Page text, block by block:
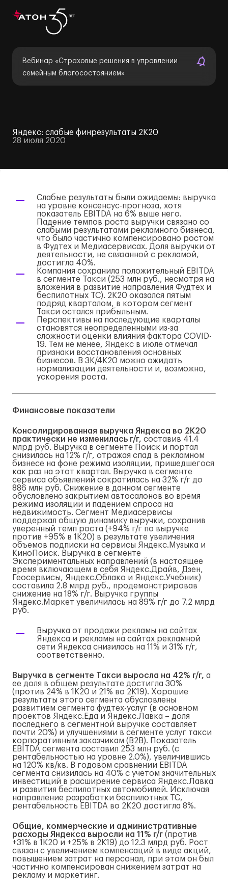
Вебинар «Страховые решения в управлении
семейным благосостоянием»
Яндекс: cлабые финрезультаты 2К20
28 июля 2020
Слабые результаты были ожидаемы: выручка
на уровне консенсус-прогноза, хотя
показатель EBITDA на 6% выше него.
Падение темпов роста выручки связано со
слабыми результатами рекламного бизнеса,
что было частично компенсировано ростом
в Фудтех и Медиасервисах. Доля выручки от
деятельности, не связанной с рекламой,
достигла 40%.
Компания сохранила положительный EBITDA
в сегменте Такси (253 млн руб., несмотря на
вложения в развитие направления Фудтех и
беспилотных ТС). 2К20 оказался пятым
подряд кварталом, в котором сегмент
Такси остался прибыльным.
Перспективы на последующие кварталы
становятся неопределенными из-за
сложности оценки влияния фактора COVID-
19. Тем не менее, Яндекс в июле отмечал
признаки восстановления основных
бизнесов. В 3К/4К20 можно ожидать
нормализации деятельности и, возможно,
ускорения роста.
Финансовые показатели
Консолидированная выручка Яндекса во 2К20
практически не изменилась г/г, составив 41.4
млрд руб. Выручка в сегменте Поиск и портал
снизилась на 12% г/г, отражая спад в рекламном
бизнесе на фоне режима изоляции, пришедшегося
как раз на этот квартал. Выручка в сегменте
сервиса объявлений сократилась на 32% г/г до
886 млн руб. Снижение в данном сегменте
обусловлено закрытием автосалонов во время
режима изоляции и падением спроса на
недвижимость. Сегмент Медиасервисы
поддержал общую динамику выручки, сохранив
уверенный темп роста (+94% г/г по выручке
против +95% в 1К20) в результате увеличения
объемов подписки на сервисы Яндекс.Музыка и
КиноПоиск. Выручка в сегменте
Экспериментальных направлений (в настоящее
время включающем в себя Яндекс.Драйв, Дзен,
Геосервисы, Яндекс.Облако и Яндекс.Учебник)
составила 2.8 млрд руб., продемонстрировав
снижение на 18% г/г. Выручка группы
Яндекс.Маркет увеличилась на 89% г/г до 7.2 млрд
руб.
Выручка от продажи рекламы на сайтах
Яндекса и рекламы на сайтах рекламной
сети Яндекса снизилась на 11% и 31% г/г,
соответственно.
Выручка в сегменте Такси выросла на 42% г/г, а
ее доля в общем результате достигла 30%
(против 24% в 1К20 и 21% во 2К19). Хорошие
результаты этого сегмента обусловлены
развитием сегмента фудтех-услуг (в основном
проектов Яндекс.Еда и Яндекс.Лавка – доля
последнего в сегментной выручке составляет
почти 20%) и улучшениями в сегменте услуг такси
корпоративным заказчикам (B2B). Показатель
EBITDA сегмента составил 253 млн руб. (с
рентабельностью на уровне 2.0%), увеличившись
на 120% кв/кв. В годовом сравнении EBITDA
сегмента снизилась на 40% с учетом значительных
инвестиций в расширение сервиса Яндекс.Лавка
и развития беспилотных автомобилей. Исключая
направление разработки беспилотных ТС,
рентабельность EBITDA во 2К20 достигла 8%.
Общие, коммерческие и административные
расходы Яндекса выросли на 11% г/г (против
+31% в 1К20 и +25% в 2К19) до 12.3 млрд руб. Рост
связан с увеличением компенсаций в виде акций,
повышением затрат на персонал, при этом он был
частично компенсирован снижением затрат на
рекламу и маркетинг.